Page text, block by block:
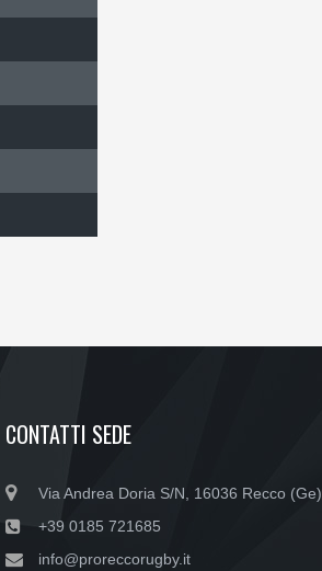
CONTATTI SEDE
Via Andrea Doria S/N, 16036 Recco (Ge)
+39 0185 721685
info@proreccorugby.it